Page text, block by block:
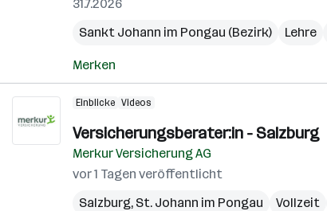
31.7.2026
Sankt Johann im Pongau (Bezirk)
Lehre
Merken
Einblicke Videos
Versicherungsberater:in - Salzburg
Merkur Versicherung AG
vor 1 Tagen veröffentlicht
Salzburg, St. Johann im Pongau Vollzeit